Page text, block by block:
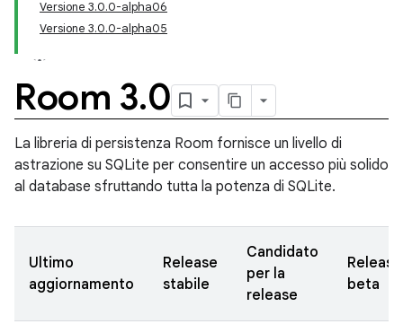
Versione 3.0.0-alpha06
Versione 3.0.0-alpha05
Room 3.0
La libreria di persistenza Room fornisce un livello di
astrazione su SQLite per consentire un accesso più solido
al database sfruttando tutta la potenza di SQLite.
Ultimo
aggiornamento
Release
stabile
Candidato
per la
release
Release
beta